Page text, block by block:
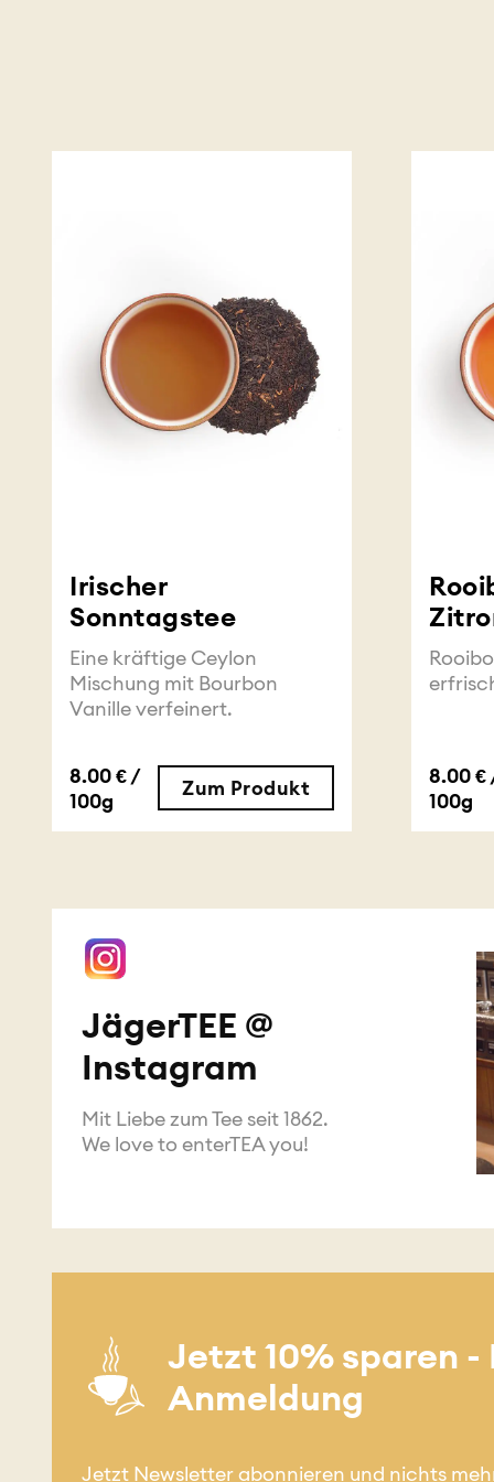
Irischer
Sonntagstee
Eine kräftige Ceylon
Mischung mit Bourbon
Vanille verfeinert.
8.00 € /
100g
Zum Produkt
8.00 €
100g
JägerTEE @
Instagram
Mit Liebe zum Tee seit 1862.
We love to enterTEA you!
Jetzt 10% sparen
Anmeldung
Jetzt Newsletter abonnieren und nichts